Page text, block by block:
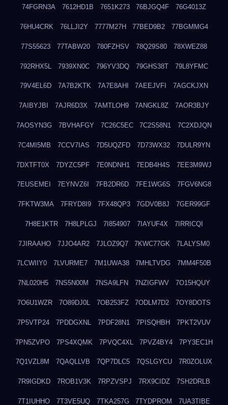
74FGRN3A 7612HD1B 7651K273 76BJGQ4F 76G4013Z
76HU4CRK 76LLJI2Y 7777M27H 77BED9B2 77BGMMG4
77S55623 77TABW20 780FZHSV 78Q29S80 78XWEZ88
792RHX5L 7939XN0C 796YV3DQ 79GHS38T 79L8YFMC
79V4EL6D 7A7B2KTK 7A7E8AHI 7AEEJVFI 7AGCKJXN
7AIBYJBI 7AJR6D3X 7AMTLOH9 7ANGKL8Z 7AOR3BJY
7AOSYN3G 7BVHAFGY 7C26C5EC 7C2S58N1 7C2XDJQN
7C4MI5MB 7CCV7IAS 7D5UQZFD 7D73WX32 7DULR9YN
7DXTFT0X 7DYZC5PF 7E0NDNH1 7EDB4H4S 7EE3M9WJ
7EUSEMEI 7EYNVZ6I 7FB2DR6D 7FE1WG6S 7FGV6NG8
7FKTW3MA 7FRYD8I9 7FX48QP3 7GDV0B8J 7GER99GF
7H8E1KTR 7H8LPLGJ 7I854907 7IAYUF4X 7IRRICQI
7JIRAAHO 7JJO4AR2 7JLOZ9Q7 7KWC77GK 7LALYSM0
7LCWIIY0 7LVURME7 7M1UWA38 7MHLTVDG 7MM4F50B
7NL020H5 7NS5N00M 7NSA9LFN 7NZIGFWV 7O15HQUY
7O6U1WZR 7O89DJ0L 7OB253FZ 7ODLM7D2 7OY8DOTS
7P5VTP24 7PDDGXNL 7PDF28N1 7PISQHBH 7PKT2VUV
7PN5ZVPO 7PS4XQMK 7PVQC4XL 7PVZ4BY4 7PY3EC1H
7Q1VZL8M 7QAQLLVB 7QP7DLC5 7QSLGYCU 7R0ZOLUX
7R9IGDKD 7ROB1V3K 7RPZVSPJ 7RX9CIDZ 7SH2DRLB
7T1IUHHO 7T3VE5UQ 7TKA257G 7TYDPROM 7UA3TIBE